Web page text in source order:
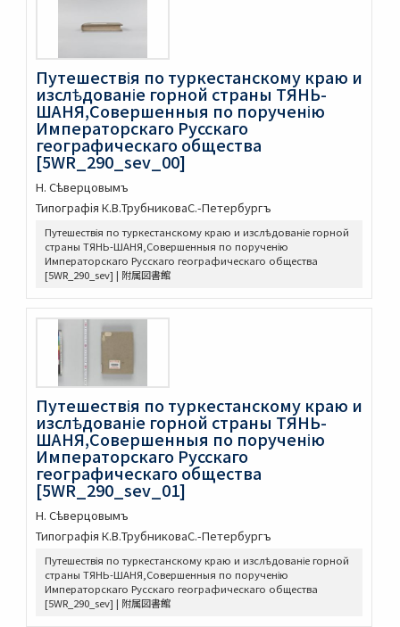
五事毘婆沙論口義
阿毘達磨倶舎論略釋私記
阿毘達磨倶舎論 [L_161762]
エジプト学研究のためのデジタル資源／Digital Resources for
Egyptian Studies
Denkmaeler aus Aegypten und Aethiopien
Hieratische Paläographie
漢籍コーナー貴重書コレクション
閩刻十三經註疏
周易兼義 9卷畧例1卷音義1卷
毛詩註疏 20卷詩譜序1卷
周禮註疏 42卷
儀禮註疏 17卷
禮記註疏 63卷
尚書註疏 20卷
春秋公羊註疏 28卷
春秋穀梁註疏 20卷
春秋左傳註疏 60卷
論語註疏解經 20卷
孝經註疏 9卷
爾雅註疏 11卷
孟子註疏解經 14卷
癸巳存稿
箋註陶淵明集 詩4卷文6卷總論1卷
楚辭 19卷讀楚辭語1卷楚辭雜論1卷
陽明先生文録 5卷外集9卷別録10卷
李氏焚書 6卷
明十二家詩選
元人雜劇百種
Путешествія по туркестанскому краю и
изслѣдованіе горной страны ТЯНЬ-
ШАНЯ,Совершенныя по порученію
Императорскаго Русскаго
географическаго общества
[5WR_290_sev_00]
Н. Сѣверцовымъ
Типографія К.В.ТрубниковаС.-Петербургъ
Путешествія по туркестанскому краю и изслѣдованіе горной
страны ТЯНЬ-ШАНЯ,Совершенныя по порученію
Императорскаго Русскаго географическаго общества
[5WR_290_sev] | 附属図書館
Путешествія по туркестанскому краю и
изслѣдованіе горной страны ТЯНЬ-
ШАНЯ,Совершенныя по порученію
Императорскаго Русскаго
географическаго общества
[5WR_290_sev_01]
Н. Сѣверцовымъ
Типографія К.В.ТрубниковаС.-Петербургъ
Путешествія по туркестанскому краю и изслѣдованіе горной
страны ТЯНЬ-ШАНЯ,Совершенныя по порученію
Императорскаго Русскаго географическаго общества
[5WR_290_sev] | 附属図書館